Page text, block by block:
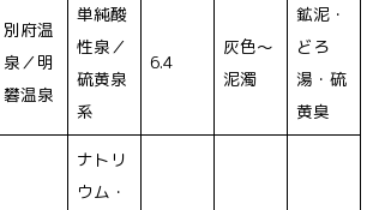
別府温
泉／明
礬温泉
単純酸
性泉／
硫黄泉
系
6.4
灰色〜
泥濁
鉱泥・
どろ
湯・硫
黄臭
ナトリ
ウム・